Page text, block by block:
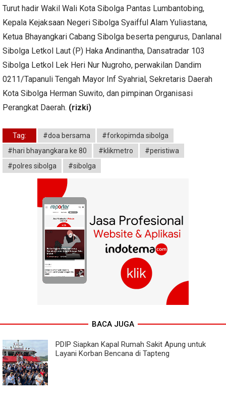
Turut hadir Wakil Wali Kota Sibolga Pantas Lumbantobing,
Kepala Kejaksaan Negeri Sibolga Syaifful Alam Yuliastana,
Ketua Bhayangkari Cabang Sibolga beserta pengurus, Danlanal
Sibolga Letkol Laut (P) Haka Andinantha, Dansatradar 103
Sibolga Letkol Lek Heri Nur Nugroho, perwakilan Dandim
0211/Tapanuli Tengah Mayor Inf Syahrial, Sekretaris Daerah
Kota Sibolga Herman Suwito, dan pimpinan Organisasi
Perangkat Daerah. (rizki)
Tag: #doa bersama
#forkopimda sibolga
#hari bhayangkara ke 80
#klikmetro
#peristiwa
#polres sibolga
#sibolga
BACA JUGA
PDIP Siapkan Kapal Rumah Sakit Apung untuk
Layani Korban Bencana di Tapteng